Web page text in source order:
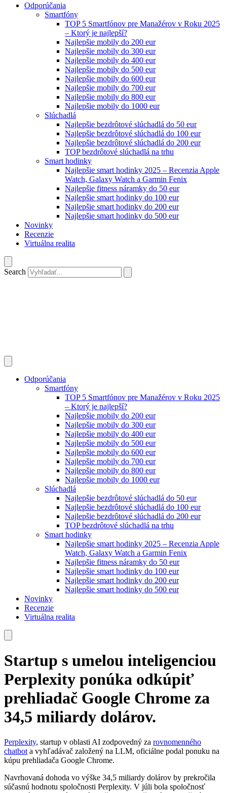
Odporúčania
Smartfóny
TOP 5 Smartfónov pre Manažérov v Roku 2025
– Ktorý je najlepší?
Najlepšie mobily do 200 eur
Najlepšie mobily do 300 eur
Najlepšie mobily do 400 eur
Najlepšie mobily do 500 eur
Najlepšie mobily do 600 eur
Najlepšie mobily do 700 eur
Najlepšie mobily do 800 eur
Najlepšie mobily do 1000 eur
Slúchadlá
Najlepšie bezdrôtové slúchadlá do 50 eur
Najlepšie bezdrôtové slúchadlá do 100 eur
Najlepšie bezdrôtové slúchadlá do 200 eur
TOP bezdrôtové slúchadlá na trhu
Smart hodinky
Najlepšie smart hodinky 2025 – Recenzia Apple
Watch, Galaxy Watch a Garmin Fenix
Najlepšie fitness náramky do 50 eur
Najlepšie smart hodinky do 100 eur
Najlepšie smart hodinky do 200 eur
Najlepšie smart hodinky do 500 eur
Novinky
Recenzie
Virtuálna realita
Search
Odporúčania
Smartfóny
TOP 5 Smartfónov pre Manažérov v Roku 2025
– Ktorý je najlepší?
Najlepšie mobily do 200 eur
Najlepšie mobily do 300 eur
Najlepšie mobily do 400 eur
Najlepšie mobily do 500 eur
Najlepšie mobily do 600 eur
Najlepšie mobily do 700 eur
Najlepšie mobily do 800 eur
Najlepšie mobily do 1000 eur
Slúchadlá
Najlepšie bezdrôtové slúchadlá do 50 eur
Najlepšie bezdrôtové slúchadlá do 100 eur
Najlepšie bezdrôtové slúchadlá do 200 eur
TOP bezdrôtové slúchadlá na trhu
Smart hodinky
Najlepšie smart hodinky 2025 – Recenzia Apple
Watch, Galaxy Watch a Garmin Fenix
Najlepšie fitness náramky do 50 eur
Najlepšie smart hodinky do 100 eur
Najlepšie smart hodinky do 200 eur
Najlepšie smart hodinky do 500 eur
Novinky
Recenzie
Virtuálna realita
Startup s umelou inteligenciou
Perplexity ponúka odkúpiť
prehliadač Google Chrome za
34,5 miliardy dolárov.
Perplexity, startup v oblasti AI zodpovedný za rovnomenného
chatbot a vyhľadávač založený na LLM, oficiálne podal ponuku na
kúpu prehliadača Google Chrome.
Navrhovaná dohoda vo výške 34,5 miliardy dolárov by prekročila
súčasnú hodnotu spoločnosti Perplexity. V júli bola spoločnosť